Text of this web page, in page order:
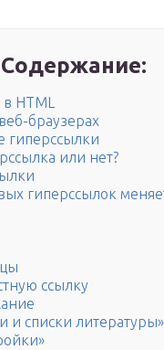
Содержание:
HTML
браузерах
гиперссылки
или нет?
гиперссылок
ссылку
и списки литературы»